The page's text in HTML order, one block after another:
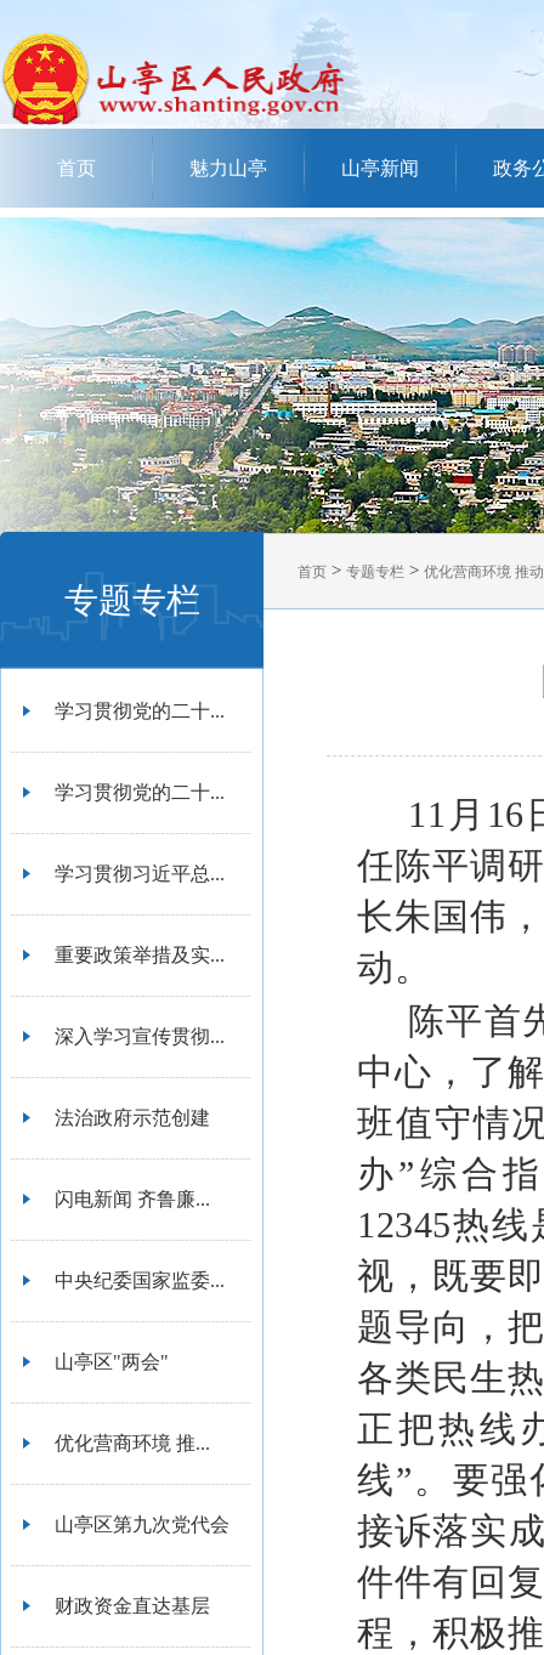
首页 魅力山亭 山亭新闻 政务
专题专栏
学习贯彻党的二十...
学习贯彻党的二十...
学习贯彻习近平总...
重要政策举措及实...
深入学习宣传贯彻...
法治政府示范创建
闪电新闻 齐鲁廉...
中央纪委国家监委...
山亭区"两会"
优化营商环境 推...
山亭区第九次党代会
财政资金直达基层
首页 > 专题专栏 > 优化营商环境 推
11月
任陈平调
长朱国伟
动。
陈平首
中心，了
班值守情
办”综合
12345热
视，既要
题导向，
各类民生
正把热线
线”。要强
接诉落实
件件有回
程，积极